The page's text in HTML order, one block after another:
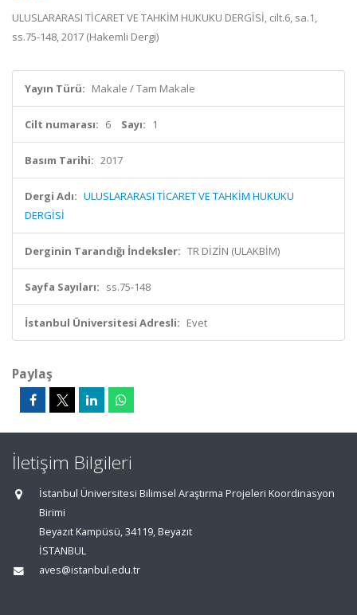
ULUSLARARASI TİCARET VE TAHKİM HUKUKU DERGİSİ, cilt.6, sa.1,
ss.75-148, 2017 (Hakemli Dergi)
Yayın Türü: Makale / Tam Makale
Cilt numarası: 6 Sayı: 1
Basım Tarihi: 2017
Dergi Adı: ULUSLARARASI TİCARET VE TAHKİM HUKUKU
DERGİSİ
Derginin Tarandığı İndeksler: TR DİZİN (ULAKBİM)
Sayfa Sayıları: ss.75-148
İstanbul Üniversitesi Adresli: Evet
Paylaş
İletişim Bilgileri
İstanbul Üniversitesi Bilimsel Araştırma Projeleri Koordinasyon
Birimi
Beyazıt Kampüsü, 34119, Beyazıt
İSTANBUL
aves@istanbul.edu.tr